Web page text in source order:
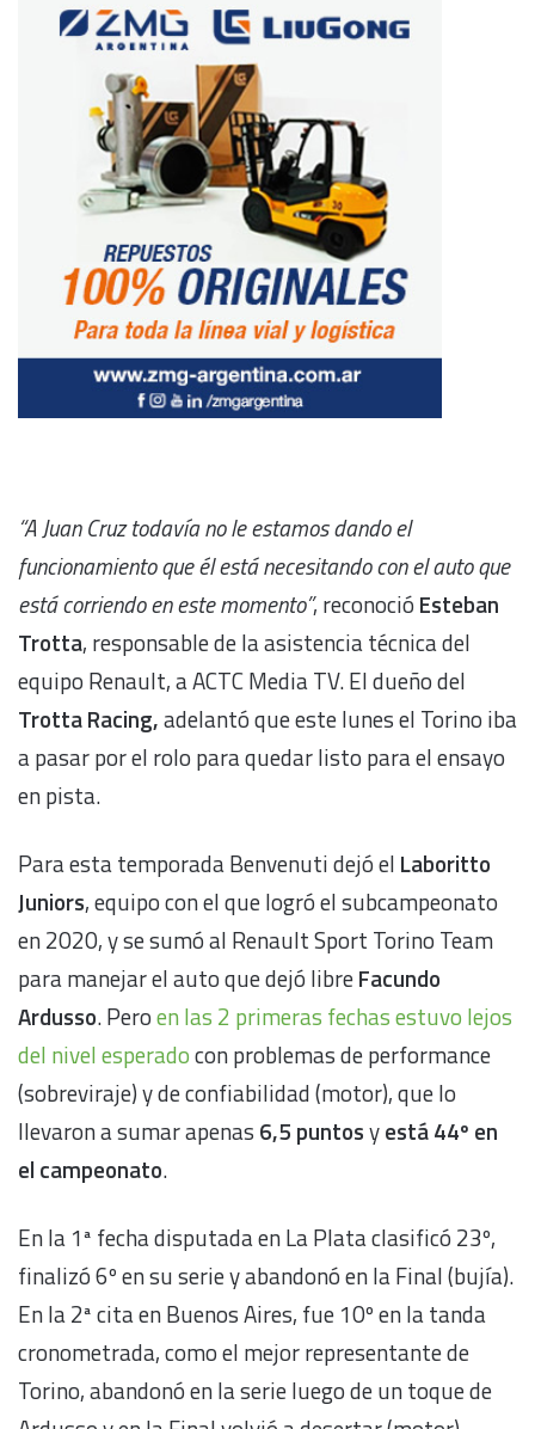
“A Juan Cruz todavía no le estamos dando el
funcionamiento que él está necesitando con el auto que
está corriendo en este momento”, reconoció Esteban
Trotta, responsable de la asistencia técnica del
equipo Renault, a ACTC Media TV. El dueño del
Trotta Racing,adelantó que este lunes el Torino iba
a pasar por el rolo para quedar listo para el ensayo
en pista.
Para esta temporada Benvenuti dejó el Laboritto
Juniors, equipo con el que logró el subcampeonato
en 2020, y se sumó al Renault Sport Torino Team
para manejar el auto que dejó libreFacundo
Ardusso. Peroen las 2 primeras fechas estuvo lejos
del nivel esperadocon problemas de performance
(sobreviraje) y de confiabilidad (motor), que lo
llevaron a sumar apenas 6,5 puntosyestá 44º en
el campeonato.
En la 1ª fecha disputada en La Plata clasificó 23º,
finalizó 6º en su serie y abandonó en la Final (bujía).
En la 2ª cita en Buenos Aires, fue 10º en la tanda
cronometrada, como el mejor representante de
Torino, abandonó en la serie luego de un toque de